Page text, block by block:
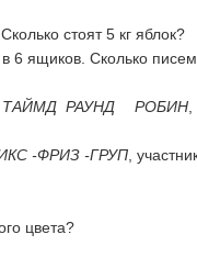
стоят 5 кг яблок?
6 ящиков. Сколько
ТАЙМД РАУНД РОБИН,
-ФРИЗ -ГРУП,
цвета?